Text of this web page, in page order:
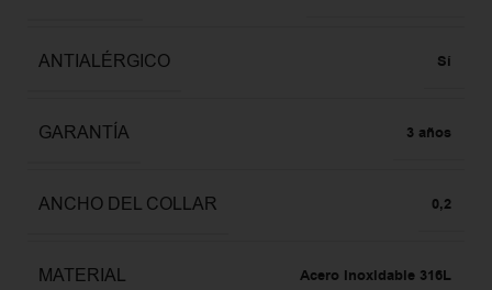
ANTIALÉRGICO Sí
GARANTÍA 3 años
ANCHO DEL COLLAR 0,2
MATERIAL Acero Inoxidable 316L